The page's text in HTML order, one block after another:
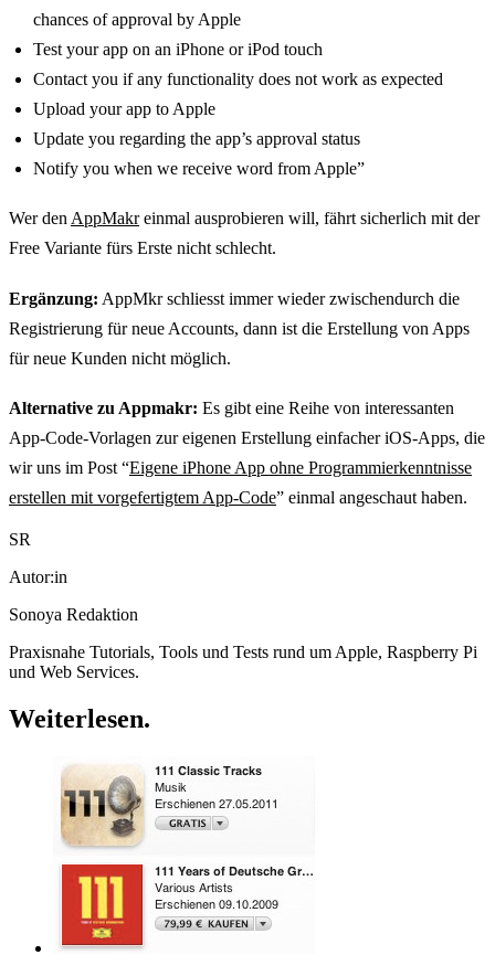
chances of approval by Apple
Test your app on an iPhone or iPod touch
Contact you if any functionality does not work as expected
Upload your app to Apple
Update you regarding the app’s approval status
Notify you when we receive word from Apple”
Wer den AppMakreinmal ausprobieren will, fährt sicherlich mit der
Free Variante fürs Erste nicht schlecht.
Ergänzung: AppMkr schliesst immer wieder zwischendurch die
Registrierung für neue Accounts, dann ist die Erstellung von Apps
für neue Kunden nicht möglich.
Alternative zu Appmakr: Es gibt eine Reihe von interessanten
App-Code-Vorlagen zur eigenen Erstellung einfacher iOS-Apps, die
wir uns im Post “Eigene iPhone App ohne Programmierkenntnisse
erstellen mit vorgefertigtem App-Code” einmal angeschaut haben.
SR
Autor:in
Sonoya Redaktion
Praxisnahe Tutorials, Tools und Tests rund um Apple, Raspberry Pi
und Web Services.
Weiterlesen.